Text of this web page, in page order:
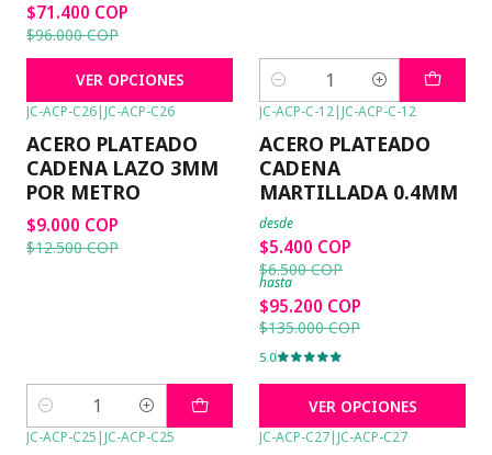
$71.400 COP
$96.000 COP
VER OPCIONES
Cantidad
JC-ACP-C26|JC-ACP-C26
ACERO PLATEADO
CADENA LAZO 3MM
POR METRO
$9.000 COP
$12.500 COP
Cantidad
JC-ACP-C-12|JC-ACP-C-12
ACERO PLATEADO
CADENA
MARTILLADA 0.4MM
desde
$5.400 COP
$6.500 COP
hasta
$95.200 COP
$135.000 COP
5.0
VER OPCIONES
JC-ACP-C25 JC-ACP-C25 JC-ACP-C27 JC-ACP-C27